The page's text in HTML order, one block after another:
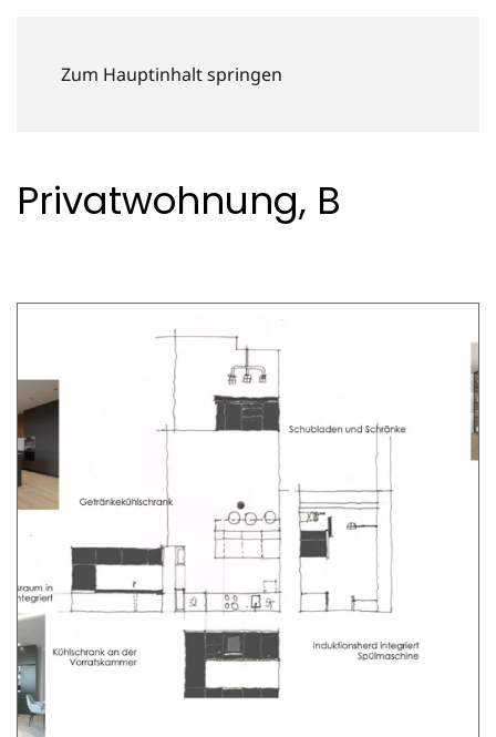
Zum Hauptinhalt springen
Privatwohnung, B